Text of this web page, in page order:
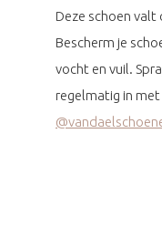
Deze schoen valt
Bescherm je
vocht en vuil.
regelmatig in met